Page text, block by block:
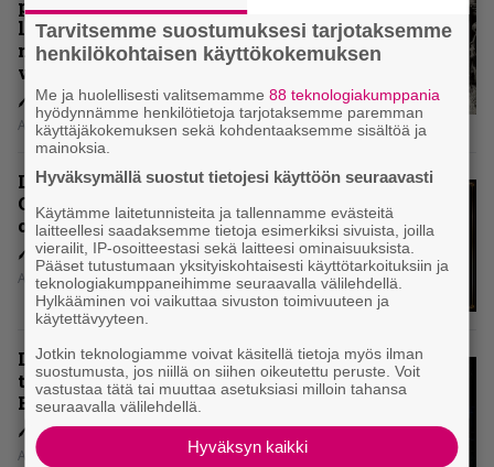
paluualbumi 32 vuotta edellisen
levytyksen jälkeen ei voi
mitenkään täyttää odotuksia. Vai
voiko?
Aki Nuopponen
Levyarvio: Dirkschneider & The
Old Gang -albumista ei aina tiedä,
onko se tosissaan tehty vai ei
Aki Nuopponen
Levyarvio: Onko Steelbound jo
täydellisintä mahdollista Battle
Beastia?
Aki Nuopponen
Tarvitsemme suostumuksesi tarjotaksemme
henkilökohtaisen käyttökokemuksen
Me ja huolellisesti valitsemamme88 teknologiakumppania
hyödynnämme henkilötietoja tarjotaksemme paremman
käyttäjäkokemuksen sekä kohdentaaksemme sisältöä ja
mainoksia.
Hyväksymällä suostut tietojesi käyttöön seuraavasti
Käytämme laitetunnisteita ja tallennamme evästeitä
laitteellesi saadaksemme tietoja esimerkiksi sivuista, joilla
vierailit, IP-osoitteestasi sekä laitteesi ominaisuuksista.
Pääset tutustumaan yksityiskohtaisesti käyttötarkoituksiin ja
teknologiakumppaneihimme seuraavalla välilehdellä.
Hylkääminen voi vaikuttaa sivuston toimivuuteen ja
käytettävyyteen.
Jotkin teknologiamme voivat käsitellä tietoja myös ilman
suostumusta, jos niillä on siihen oikeutettu peruste. Voit
vastustaa tätä tai muuttaa asetuksiasi milloin tahansa
seuraavalla välilehdellä.
Hyväksyn kaikki